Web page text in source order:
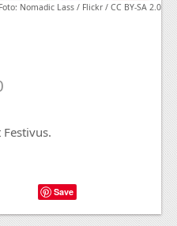
Foto: Nomadic Lass / Flickr / CC BY-SA 2.0
Save